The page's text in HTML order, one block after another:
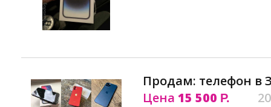
Продам: телефон в
Цена 15 500 Р.